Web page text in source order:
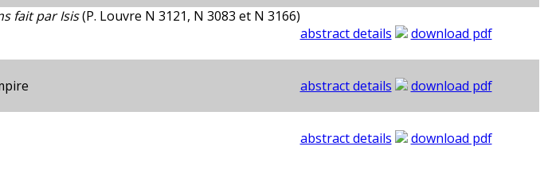
fait par Isis(P. Louvre N 3121, N 3083 et N 3166)
abstract details
download pdf
abstract details
download pdf
abstract details download pdf